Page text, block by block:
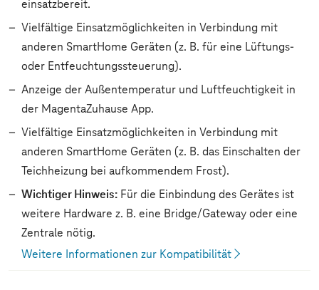
einsatzbereit.
Vielfältige Einsatzmöglichkeiten in Verbindung mit
anderen SmartHome Geräten (z. B. für eine Lüftungs-
oder Entfeuchtungssteuerung).
Anzeige der Außentemperatur und Luftfeuchtigkeit in
der MagentaZuhause App.
Vielfältige Einsatzmöglichkeiten in Verbindung mit
anderen SmartHome Geräten (z. B. das Einschalten der
Teichheizung bei aufkommendem Frost).
Wichtiger Hinweis: Für die Einbindung des Gerätes ist
weitere Hardware z. B. eine Bridge/Gateway oder eine
Zentrale nötig.
Weitere Informationen zur Kompatibilität